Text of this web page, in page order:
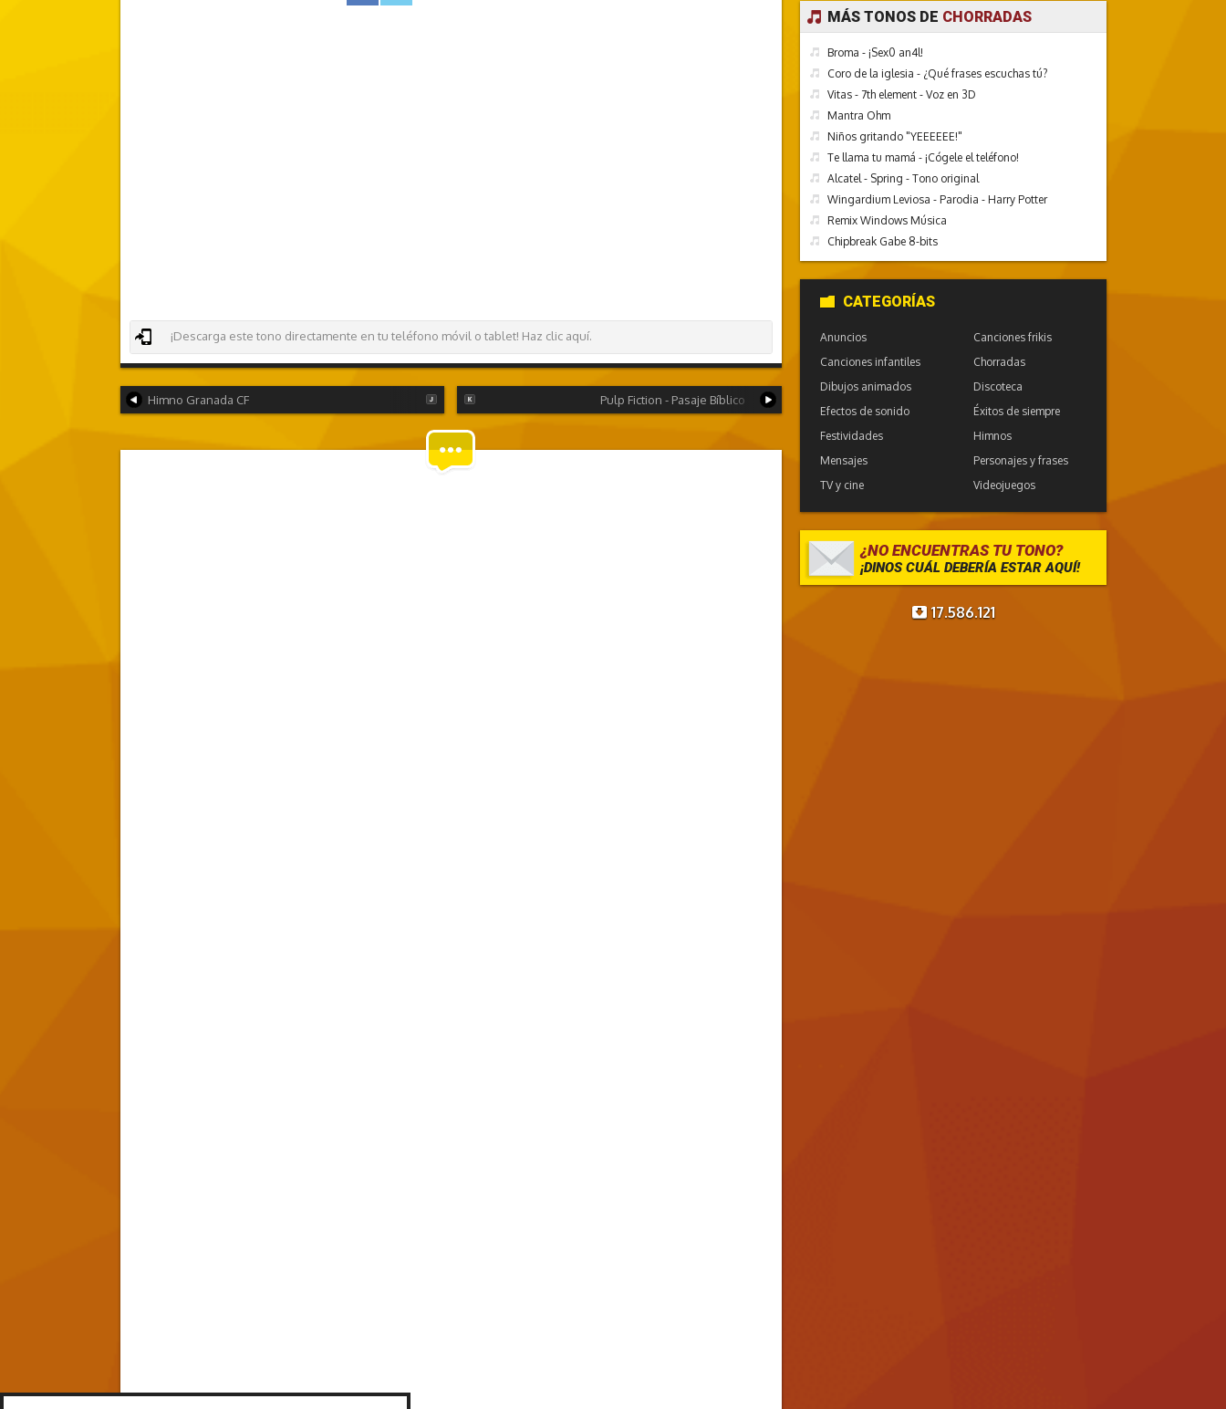
¡Descarga este tono directamente en tu teléfono móvil o tablet! Haz clic aquí.
Himno Granada CF Pulp Fiction - Pasaje Bíblico
MÁS TONOS DE CHORRADAS
Broma - ¡Sex0 an4l!
Coro de la iglesia - ¿Qué frases escuchas tú?
Vitas - 7th element - Voz en 3D
Mantra Ohm
Niños gritando "YEEEEEE!"
Te llama tu mamá - ¡Cógele el teléfono!
Alcatel - Spring - Tono original
Wingardium Leviosa - Parodia - Harry Potter
Remix Windows Música
Chipbreak Gabe 8-bits
CATEGORÍAS
Anuncios
Canciones frikis
Canciones infantiles
Chorradas
Dibujos animados
Discoteca
Efectos de sonido
Éxitos de siempre
Festividades
Himnos
Mensajes
Personajes y frases
TV y cine
Videojuegos
¿NO ENCUENTRAS TU TONO?
¡DINOS CUÁL DEBERÍA ESTAR AQUÍ!
17.586.121